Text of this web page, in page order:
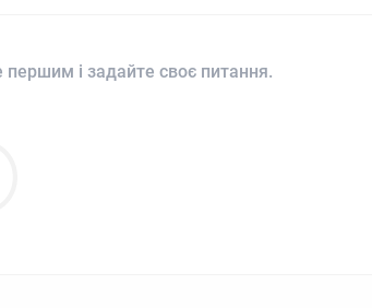
і задайте своє питання.